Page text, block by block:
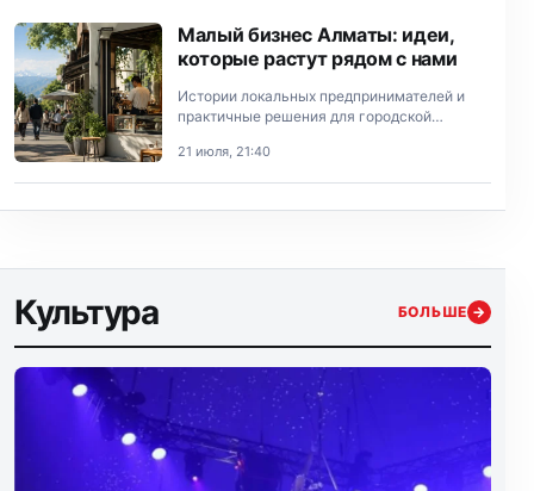
Малый бизнес Алматы: идеи,
которые растут рядом с нами
Истории локальных предпринимателей и
практичные решения для городской
21 июля, 21:40
Культура БОЛЬШЕ →